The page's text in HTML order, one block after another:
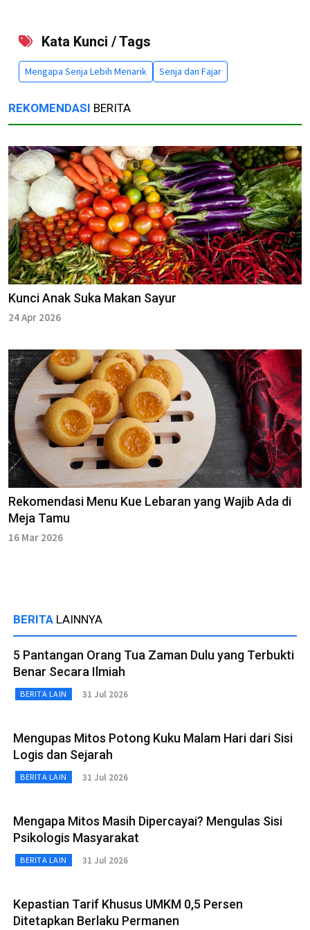
Kata Kunci / Tags
Mengapa Senja Lebih Menarik Senja dan Fajar
REKOMENDASI BERITA
Kunci Anak Suka Makan Sayur
24 Apr 2026
Rekomendasi Menu Kue Lebaran yang Wajib Ada di
Meja Tamu
16 Mar 2026
BERITA LAINNYA
5 Pantangan Orang Tua Zaman Dulu yang Terbukti
Benar Secara Ilmiah
BERITA LAIN 31 Jul 2026
Mengupas Mitos Potong Kuku Malam Hari dari Sisi
Logis dan Sejarah
BERITA LAIN 31 Jul 2026
Mengapa Mitos Masih Dipercayai? Mengulas Sisi
Psikologis Masyarakat
BERITA LAIN 31 Jul 2026
Kepastian Tarif Khusus UMKM 0,5 Persen
Ditetapkan Berlaku Permanen